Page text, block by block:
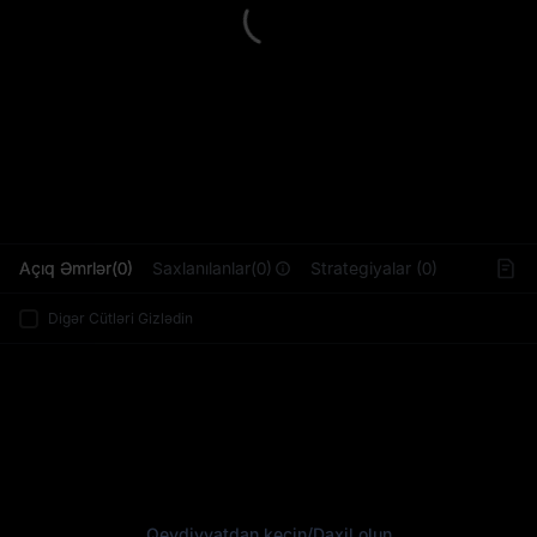
Açıq Əmrlər(0) Saxlanılanlar(0) Strategiyalar (0)
Digər Cütləri Gizlədin